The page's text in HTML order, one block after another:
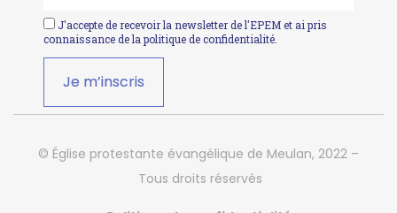
J'accepte de recevoir la newsletter de l'EPEM et ai pris
connaissance de la politique de confidentialité
© Église protestante évangélique de Meulan, 2022 –
Tous droits réservés